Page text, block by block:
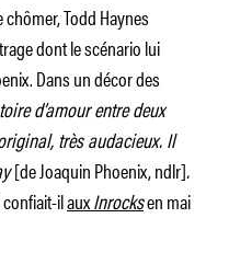
Todd Haynes
dont le scénario lui
Dans un décor des
d’amour entre deux
très audacieux. Il
[de Joaquin Phoenix, ndlr].
confiait-ilauxInrocksen mai